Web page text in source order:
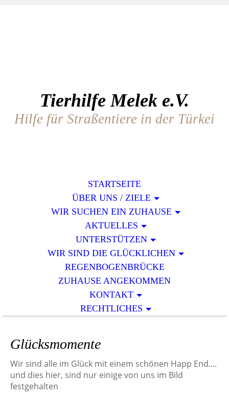
Tierhilfe Melek e.V.
Hilfe für Straßentiere in der Türkei
STARTSEITE
ÜBER UNS / ZIELE
WIR SUCHEN EIN ZUHAUSE
AKTUELLES
UNTERSTÜTZEN
WIR SIND DIE GLÜCKLICHEN
REGENBOGENBRÜCKE
ZUHAUSE ANGEKOMMEN
KONTAKT
RECHTLICHES
Glücksmomente
Wir sind alle im Glück mit einem schönen Happ End....
und dies hier, sind nur einige von uns im Bild
festgehalten